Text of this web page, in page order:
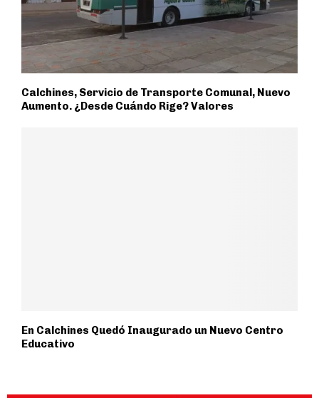
Calchines, Servicio de Transporte Comunal, Nuevo
Aumento. ¿Desde Cuándo Rige? Valores
En Calchines Quedó Inaugurado un Nuevo Centro
Educativo